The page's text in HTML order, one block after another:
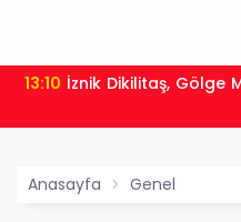
13:10 İznik Dikilitaş, Gölge
Anasayfa Genel